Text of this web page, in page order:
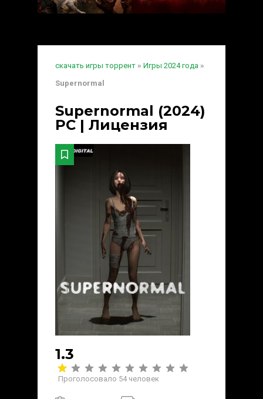
скачать игры торрент » Игры 2024 года »
Supernormal
Supernormal (2024)
PC | Лицензия
1.3
Проголосовало 54человек